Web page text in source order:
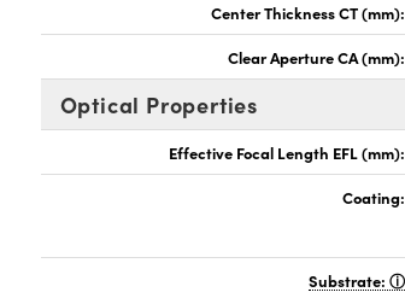
Center Thickness CT (mm):
Clear Aperture CA (mm):
Optical Properties
Effective Focal Length EFL (mm):
Coating:
Substrate: